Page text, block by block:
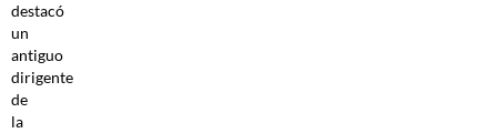
destacó
un
antiguo
dirigente
de
la